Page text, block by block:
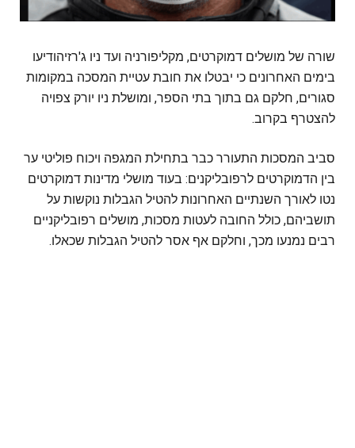
שורה של מושלים דמוקרטים, מקליפורניה ועד ניו ג'רזיהודיעו
בימים האחרונים כי יבטלו את חובת עטיית המסכה במקומות
סגורים, חלקם גם בתוך בתי הספר, ומושלת ניו יורק צפויה
להצטרף בקרוב.
סביב המסכות התעורר כבר בתחילת המגפה ויכוח פוליטי ער
בין הדמוקרטים לרפובליקנים: בעוד מושלי מדינות דמוקרטים
נטו לאורך השנתיים האחרונות להטיל הגבלות נוקשות על
תושביהם, כולל החובה לעטות מסכות, מושלים רפובליקניים
רבים נמנעו מכך, וחלקם אף אסר להטיל הגבלות שכאלו.